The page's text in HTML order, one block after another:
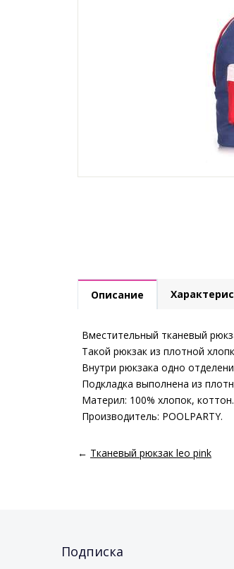
Описание
Вместительный тканевый
Такой рюкзак из плотной
Внутри рюкзака одно
Подкладка выполнена из
Материл: 100% хлопок,
Производитель: POOLPARTY.
← Тканевый рюкзак leo pink
Подписка